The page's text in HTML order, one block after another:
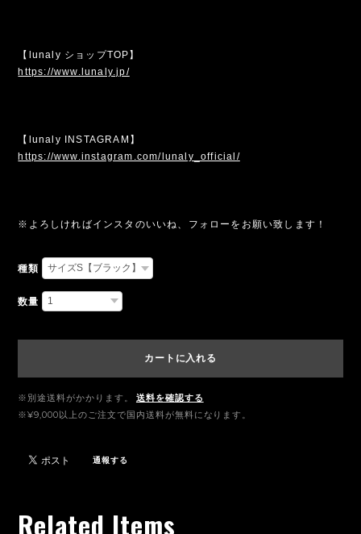
【lunaly ショップTOP】
https://www.lunaly.jp/
【lunaly INSTAGRAM】
https://www.instagram.com/lunaly_official/
※よろしければインスタのいいね、フォローをお願い致します！
種類
数量
カートに入れる
※別途送料がかかります。
送料を確認する
※¥9,000以上のご注文で国内送料が無料になります。
通報する
Related Items